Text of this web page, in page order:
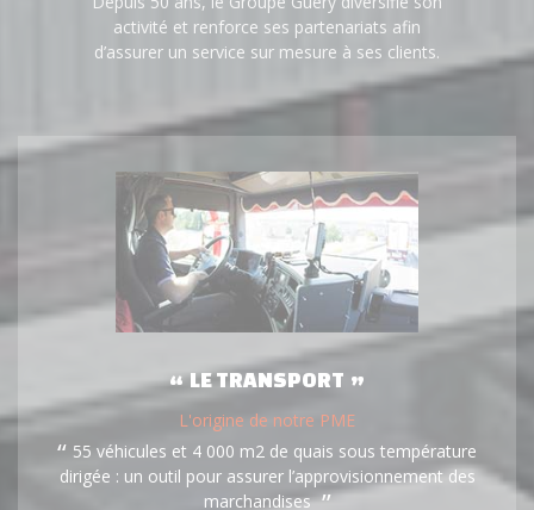
activité et renforce ses partenariats afin
d’assurer un service sur mesure à ses clients.
LE TRANSPORT
L'origine de notre PME
55 véhicules et 4 000 m2 de quais sous température
dirigée : un outil pour assurer l’approvisionnement des
marchandises